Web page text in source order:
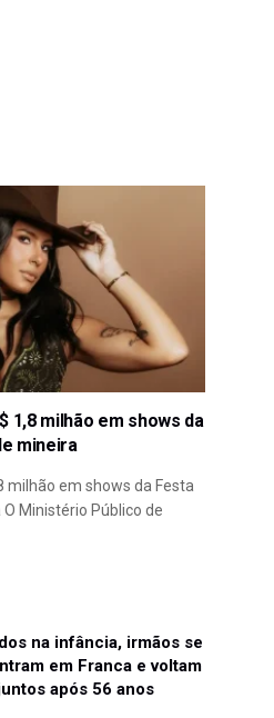
1,8 milhão em shows da
mineira
milhão em shows da Festa
Ministério Público de
na infância, irmãos se
em Franca e voltam
após 56 anos